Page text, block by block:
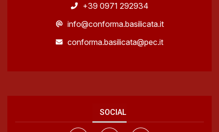
+39 0971 292934
info@conforma.basilicata.it
conforma.basilicata@pec.it
SOCIAL